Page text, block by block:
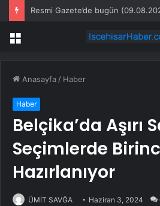
Resmi Gazete’de bugün
Menü
Anasayfa / Haber
Haber
Belçika’da Aşırı
Seçimlerde
Hazırlanıyor
ÜMİT SAVĞA Haziran 3, 2024